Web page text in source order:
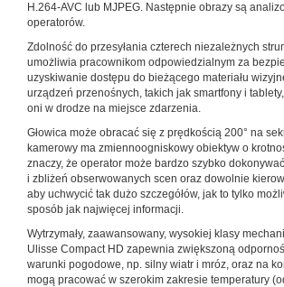
H.264-AVC lub MJPEG. Następnie obrazy są
operatorów.
Zdolność do przesyłania czterech niezależnych
umożliwia pracownikom odpowiedzialnym za
uzyskiwanie dostępu do bieżącego materiału
urządzeń przenośnych, takich jak smartfony i
oni w drodze na miejsce zdarzenia.
Głowica może obracać się z prędkością 200° na
kamerowy ma zmiennoogniskowy obiektyw o
znaczy, że operator może bardzo szybko
i zbliżeń obserwowanych scen oraz dowolnie
aby uchwycić tak dużo szczegółów, jak to tylko
sposób jak najwięcej informacji.
Wytrzymały, zaawansowany, wysokiej klasy
Ulisse Compact HD zapewnia zwiększoną
warunki pogodowe, np. silny wiatr i mróz, oraz na
mogą pracować w szerokim zakresie temperatury